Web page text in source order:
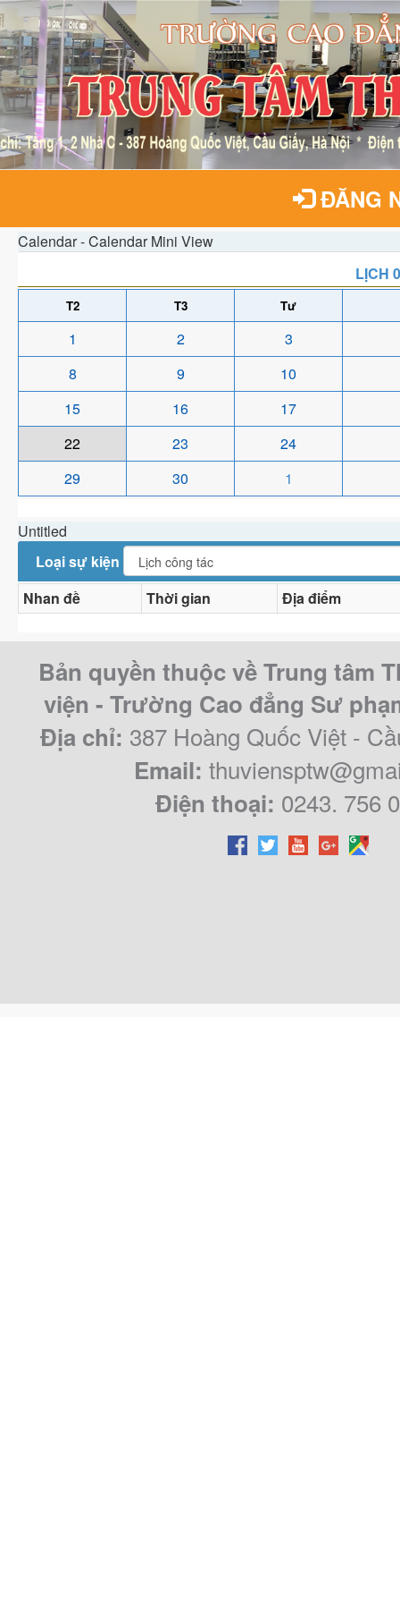
ĐĂNG
Calendar - Calendar Mini View
LỊCH
T2 T3 Tư
1 2
3
8
9
10
15
16
17
22
23
24
29
30 1
Untitled
Loại sự kiện
Nhan đề
Thời gian Địa điểm
Bản quyền thuộc về Trung tâm
viện - Trường Cao đẳng Sư
Địa chỉ: 387 Hoàng Quốc Việt -
Email:
Điện thoại: 0243. 756